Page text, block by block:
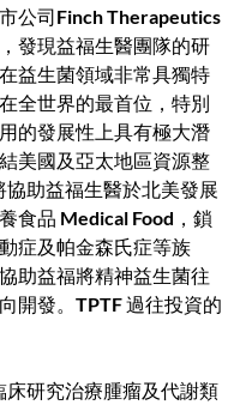
公司Finch Therapeutics
發現益福生醫團隊的研
益生菌領域非常具獨特
全世界的最首位，特別
的發展性上具有極大潛
美國及亞太地區資源整
協助益福生醫於北美發展
食品 Medical Food，鎖
症及帕金森氏症等族
助益福將精神益生菌往
開發。TPTF過往投資的
床研究治療腫瘤及代謝類